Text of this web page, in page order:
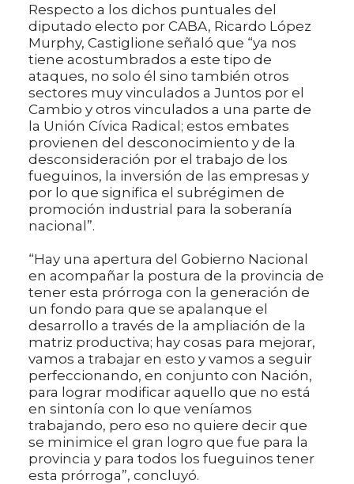
Respecto a los dichos puntuales del
diputado electo por CABA, Ricardo López
Murphy, Castiglione señaló que “ya nos
tiene acostumbrados a este tipo de
ataques, no solo él sino también otros
sectores muy vinculados a Juntos por el
Cambio y otros vinculados a una parte de
la Unión Cívica Radical; estos embates
provienen del desconocimiento y de la
desconsideración por el trabajo de los
fueguinos, la inversión de las empresas y
por lo que significa el subrégimen de
promoción industrial para la soberanía
nacional”.
“Hay una apertura del Gobierno Nacional
en acompañar la postura de la provincia de
tener esta prórroga con la generación de
un fondo para que se apalanque el
desarrollo a través de la ampliación de la
matriz productiva; hay cosas para mejorar,
vamos a trabajar en esto y vamos a seguir
perfeccionando, en conjunto con Nación,
para lograr modificar aquello que no está
en sintonía con lo que veníamos
trabajando, pero eso no quiere decir que
se minimice el gran logro que fue para la
provincia y para todos los fueguinos tener
esta prórroga”, concluyó.